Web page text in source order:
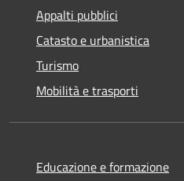
Appalti pubblici
Catasto e urbanistica
Turismo
Mobilità e trasporti
Educazione e formazione